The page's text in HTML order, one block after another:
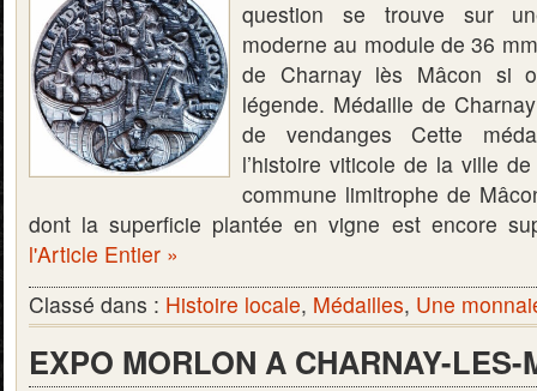
question se trouve sur
moderne au module de 36
de Charnay lès Mâcon si
légende. Médaille de
de vendanges Cette
l’histoire viticole de la ville
commune limitrophe de
dont la superficie plantée en vigne est encore
l'Article Entier »
Classé dans : Histoire locale, Médailles, Une
EXPO MORLON A CHARNAY-LES-